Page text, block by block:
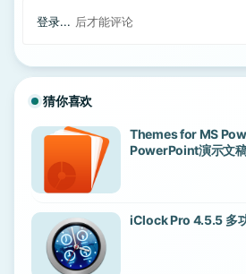
登录... 后才能评论
猜你喜欢
Themes for MS
PowerPoint演示文
iClock Pro 4.5.5 多